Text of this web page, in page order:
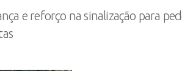
e reforço na sinalização para